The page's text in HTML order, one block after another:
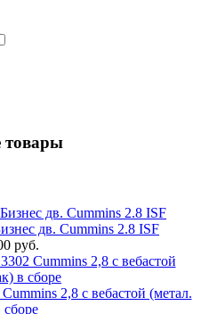
товары
дв. Cummins 2.8 ISF
руб.
2,8 с вебастой (метал.
сборе